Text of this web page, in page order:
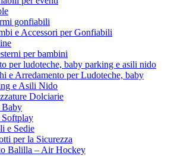
gonfiabili
e Accessori per Gonfiabili
per bambini
per ludoteche, baby parking e asili nido
e Arredamento per Ludoteche, baby
e Asili Nido
Dolciarie
Baby
Softplay
e Sedie
per la Sicurezza
Balilla – Air Hockey